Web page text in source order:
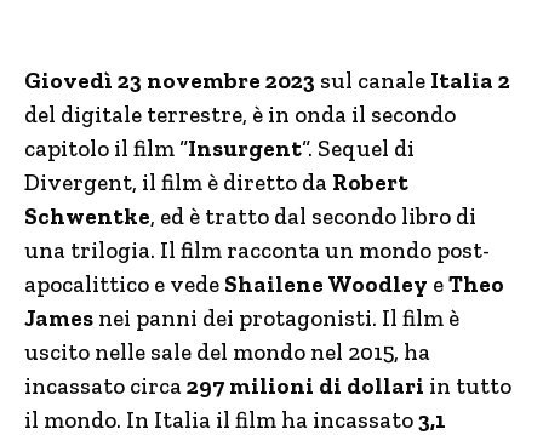
Giovedì 23 novembre 2023 sul canale Italia 2
del digitale terrestre, è in onda il secondo
capitolo il film “Insurgent“. Sequel di
Divergent, il film è diretto da Robert
Schwentke, ed è tratto dal secondo libro di
una trilogia. Il film racconta un mondo post-
apocalittico e vede Shailene Woodley eTheo
James nei panni dei protagonisti. Il film è
uscito nelle sale del mondo nel 2015, ha
incassato circa297 milioni di dollari in tutto
il mondo. In Italia il film ha incassato3,1